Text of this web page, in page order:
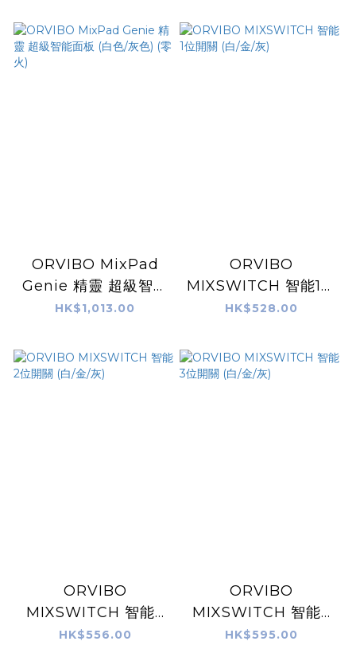
ORVIBO MixPad
Genie 精靈 超級智能
面板 (白色/灰色) (零
HK$1,013.00
ORVIBO
MIXSWITCH 智能1位
開關 (白/金/灰)
HK$528.00
ORVIBO
MIXSWITCH 智能2
位開關 (白/金/灰)
HK$556.00
ORVIBO
MIXSWITCH 智能3
位開關 (白/金/灰)
HK$595.00